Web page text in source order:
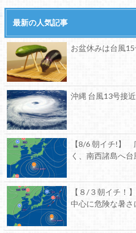
最新の人気記事
お盆休みは台風
沖縄 台風13号接
【8/6 朝イチ!】
く、南西諸島へ
【８/３朝イチ！
中心に危険な暑さ